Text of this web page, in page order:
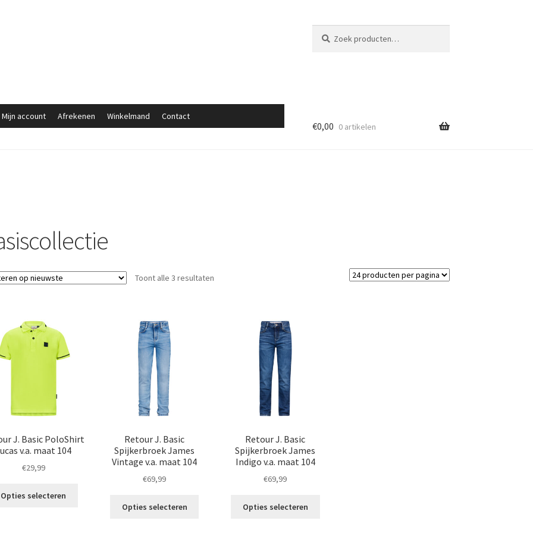
naar:
Mijn account Afrekenen Winkelmand Contact
€0,00 0 artikelen
Toont alle 3 resultatenGesorteerd
J. Basic PoloShirt
v.a. maat 104
€29,99
Opties selecteren
Retour J. Basic
Spijkerbroek James
Vintage v.a. maat 104
€69,99
Opties selecteren
Retour J. Basic
Spijkerbroek James
Indigo v.a. maat 104
€69,99
Opties selecteren